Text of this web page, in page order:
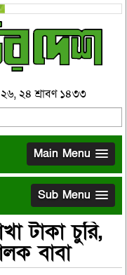
২৪ শ্রাবণ ১৪৩৩
Main Menu
Sub Menu
টাকা চুরি,
বাবা